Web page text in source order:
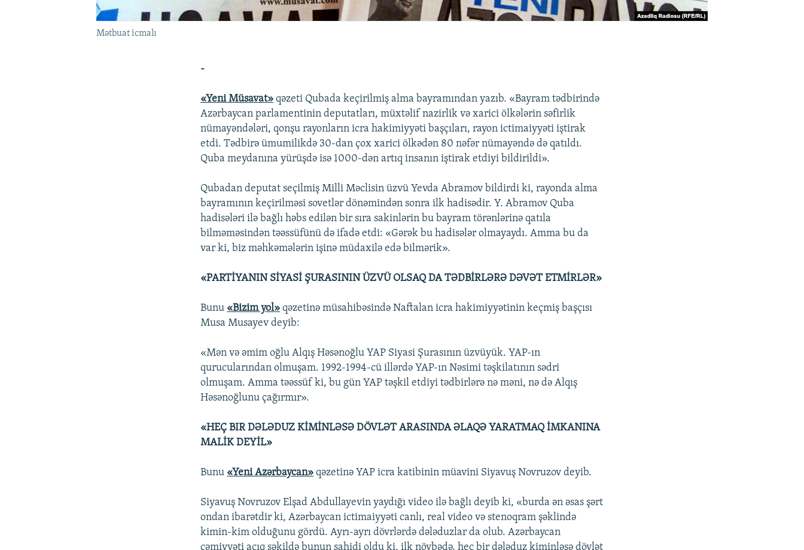
Mətbuat icmalı
-
«Yeni Müsavat» qəzeti Qubada keçirilmiş alma bayramından yazıb. «Bayram tədbirində
Azərbaycan parlamentinin deputatları, müxtəlif nazirlik və xarici ölkələrin səfirlik
nümayəndələri, qonşu rayonların icra hakimiyyəti başçıları, rayon ictimaiyyəti iştirak
etdi. Tədbirə ümumilikdə 30-dan çox xarici ölkədən 80 nəfər nümayəndə də qatıldı.
Quba meydanına yürüşdə isə 1000-dən artıq insanın iştirak etdiyi bildirildi».
Qubadan deputat seçilmiş Milli Məclisin üzvü Yevda Abramov bildirdi ki, rayonda alma
bayramının keçirilməsi sovetlər dönəmindən sonra ilk hadisədir. Y. Abramov Quba
hadisələri ilə bağlı həbs edilən bir sıra sakinlərin bu bayram törənlərinə qatıla
bilməməsindən təəssüfünü də ifadə etdi: «Gərək bu hadisələr olmayaydı. Amma bu da
var ki, biz məhkəmələrin işinə müdaxilə edə bilmərik».
«PARTİYANIN SİYASİ ŞURASININ ÜZVÜ OLSAQ DA TƏDBİRLƏRƏ DƏVƏT ETMİRLƏR»
Bunu «Bizim yol» qəzetinə müsahibəsində Naftalan icra hakimiyyətinin keçmiş başçısı
Musa Musayev deyib:
«Mən və əmim oğlu Alqış Həsənoğlu YAP Siyasi Şurasının üzvüyük. YAP-ın
qurucularından olmuşam. 1992-1994-cü illərdə YAP-ın Nəsimi təşkilatının sədri
olmuşam. Amma təəssüf ki, bu gün YAP təşkil etdiyi tədbirlərə nə məni, nə də Alqış
Həsənoğlunu çağırmır».
«HEÇ BIR DƏLƏDUZ KİMİNLƏSƏ DÖVLƏT ARASINDA ƏLAQƏ YARATMAQ İMKANINA
MALİK DEYİL»
Bunu «Yeni Azərbaycan» qəzetinə YAP icra katibinin müavini Siyavuş Novruzov deyib.
Siyavuş Novruzov Elşad Abdullayevin yaydığı video ilə bağlı deyib ki, «burda ən əsas şərt
ondan ibarətdir ki, Azərbaycan ictimaiyyəti canlı, real video və stenoqram şəklində
kimin-kim olduğunu gördü. Ayrı-ayrı dövrlərdə dələduzlar da olub. Azərbaycan
cəmiyyəti açıq şəkildə bunun şahidi oldu ki, ilk növbədə, heç bir dələduz kiminləsə dövlət